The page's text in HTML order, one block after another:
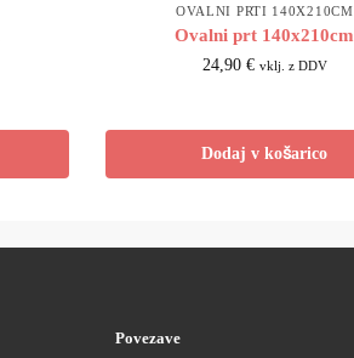
OVALNI PRTI 140X210CM
Ovalni prt 140x210cm
24,90 € vklj. z DDV
Dodaj v košarico
Povezave